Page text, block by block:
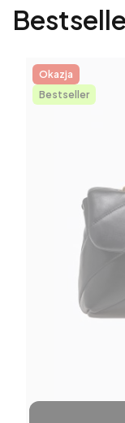
Okazja
Bestseller